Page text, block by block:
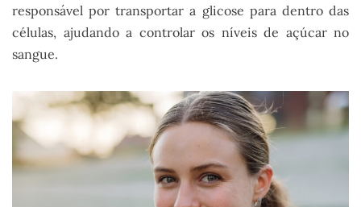
responsável por transportar a glicose para dentro das
células, ajudando a controlar os níveis de açúcar no
sangue.